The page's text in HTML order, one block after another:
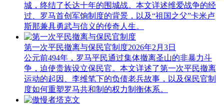
城，终结了长达十年的围城战。本文详述维爱战争的经
过、罗马首创军饷制度的背景，以及“祖国之父”卡米卢
斯那兼具勇武与信义的传奇人生。
第一次平民撤离与保民官制度2026年2月3日
公元前494年，罗马平民通过集体撤离圣山的非暴力斗
争，迫使贵族设立保民官。本文详述了第一次平民撤离
运动的起因、李维笔下的负债老兵故事，以及保民官制
度如何重塑罗马共和制的权力制衡体系。